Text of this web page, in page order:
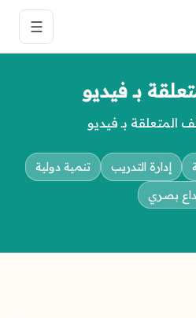
☰
بـ فيديو
المتعلقة بـ فيديو
إدارة التدريب
تنمية دولية
بصري